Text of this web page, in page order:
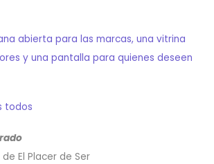
abierta para las marcas, una vitrina
y una pantalla para quienes deseen
todos
El Placer de Ser